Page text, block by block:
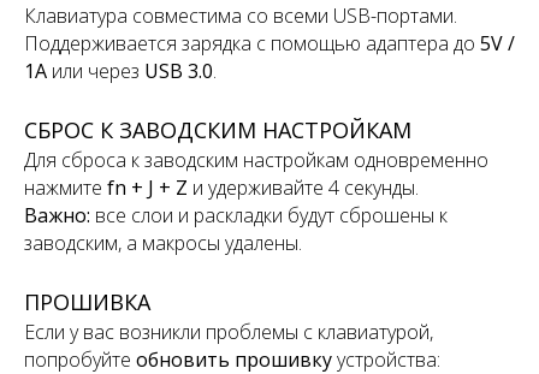
Клавиатура совместима со всеми USB-портами.
Поддерживается зарядка с помощью адаптера до 5V /
1A или через USB 3.0.
СБРОС К ЗАВОДСКИМ НАСТРОЙКАМ
Для сброса к заводским настройкам одновременно
нажмите fn + J + Z и удерживайте 4 секунды.
Важно: все слои и раскладки будут сброшены к
заводским, а макросы удалены.
ПРОШИВКА
Если у вас возникли проблемы с клавиатурой,
попробуйте обновить прошивкуустройства: